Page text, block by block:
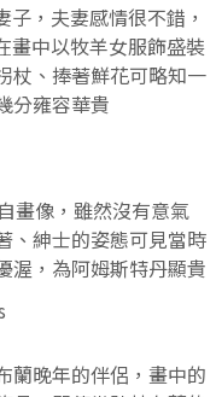
，夫妻感情很不錯，
畫中以牧羊女服飾盛裝
杖、捧著鮮花可略知一
分雍容華貴
畫像，雖然沒有意氣
、紳士的姿態可見當時
渥，為阿姆斯特丹顯貴
晚年的伴侶，畫中的